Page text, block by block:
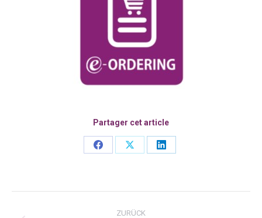
Partager cet article
Share
Share
Share
Kommentarnavigation
ZURÜCK